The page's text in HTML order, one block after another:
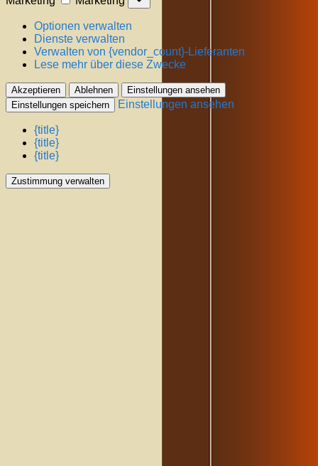
Optionen verwalten
Dienste verwalten
Verwalten von {vendor_count}-Lieferanten
Lese mehr über diese Zwecke
Akzeptieren Ablehnen
Einstellungen ansehen
Einstellungen speichern
Einstellungen ansehen
{title}
{title}
{title}
Zustimmung verwalten